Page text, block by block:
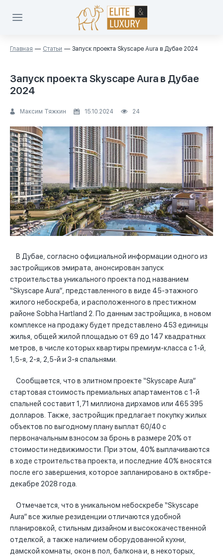
Главная Статьи Запуск проекта Skyscape Aura в Дубае 2024
Запуск проекта Skyscape Aura в Дубае
2024
Максим Тяжкин 15.10.2024 24
В Дубае, согласно официальной информации одного из
застройщиков эмирата, анонсирован запуск
строительства уникального проекта под названием
“Skyscape Aura”, представленного в виде 45-этажного
жилого небоскреба, и расположенного в престижном
районе Sobha Hartland 2. По данным застройщика, в новом
комплексе на продажу будет представлено 453 единицы
жилья, общей жилой площадью от 69 до 147 квадратных
метров, в числе которых квартиры премиум-класса с 1-й,
1,5-я, 2-я, 2,5-й и 3-я спальнями.
Сообщается, что в элитном проекте “Skyscape Aura”
стартовая стоимость премиальных апартаментов с 1-й
спальней составит 1,71 миллиона дирхамов или 465 395
долларов. Также, застройщик предлагает покупку жилых
объектов по выгодному плану выплат 60/40 с
первоначальным взносом за бронь в размере 20% от
стоимости недвижимости. При этом, 40% выплачиваются
в ходе строительства проекта, и последние 40% вносятся
после его завершения, которое запланировано в октябре-
декабре 2028 года.
Отмечается, что в уникальном небоскребе “Skyscape
Aura” все жилые резиденции отличаются удобной
планировкой, стильным дизайном и высококачественной
отделкой, а также наличием оборудованной кухни,
дамской комнаты, окон в пол, балкона и, в некоторых,